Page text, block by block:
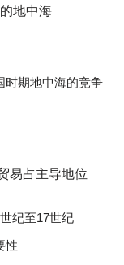
地中海
时期地中海的竞争
易占主导地位
纪至17世纪
性